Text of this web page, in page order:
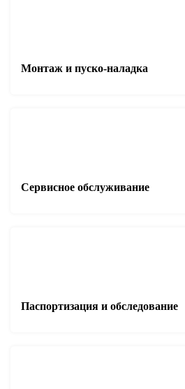
Монтаж и пуско-наладка
Сервисное обслуживание
Паспортизация и обследование